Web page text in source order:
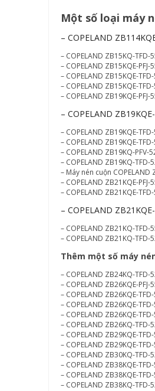
Một số loại máy
– COPELAND
– COPELAND ZB15KQ-
– COPELAND ZB15KQE-
– COPELAND ZB15KQE-
– COPELAND ZB15KQE-
– COPELAND ZB19KQE-
– COPELAND
– COPELAND ZB19KQE-
– COPELAND ZB19KQE-
– COPELAND ZB19KQ-PFV-
– COPELAND ZB19KQ-TFD-
– Máy nén cuộn COPELAND
– COPELAND ZB21KQE-PFJ-
– COPELAND ZB21KQE-
– COPELAND
– COPELAND ZB21KQ-TFD-
– COPELAND ZB21KQ-TFD-
Thêm một số máy
– COPELAND ZB24KQ-TFD-
– COPELAND ZB26KQE-PFJ-
– COPELAND ZB26KQE-
– COPELAND ZB26KQE-
– COPELAND ZB26KQE-
– COPELAND ZB26KQ-TFD-
– COPELAND ZB29KQE-
– COPELAND ZB29KQE-
– COPELAND ZB30KQ-TFD-
– COPELAND ZB38KQE-
– COPELAND ZB38KQE-
– COPELAND ZB38KQ-TFD-